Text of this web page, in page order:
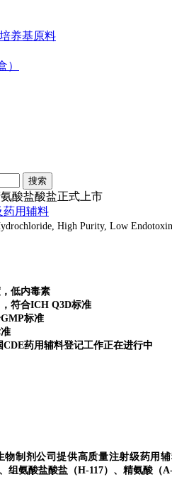
养基原料
）
酸盐酸盐正式上市
药用辅料
, High Purity, Low Endotoxin
低内毒素
符合ICH Q3D标准
标准
CDE药用辅料登记工作正在进行中
物制剂公司提供高质量注射级药用辅
组氨酸盐酸盐（H-117）、 精氨酸（